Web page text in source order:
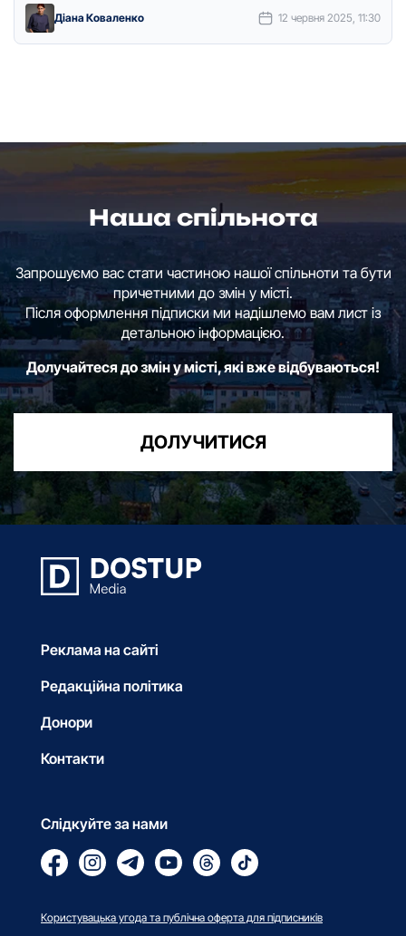
Діана Коваленко 12 червня 2025, 11:30
Наша спільнота
Запрошуємо вас стати частиною нашої спільноти та бути
причетними до змін у місті.
Після оформлення підписки ми надішлемо вам лист із
детальною інформацією.
Долучайтеся до змін у місті, які вже відбуваються!
ДОЛУЧИТИСЯ
Реклама на сайті
Редакційна політика
Донори
Контакти
Слідкуйте за нами
Користувацька угода та публічна оферта для підписників